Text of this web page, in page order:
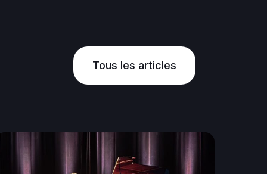
Tous les articles